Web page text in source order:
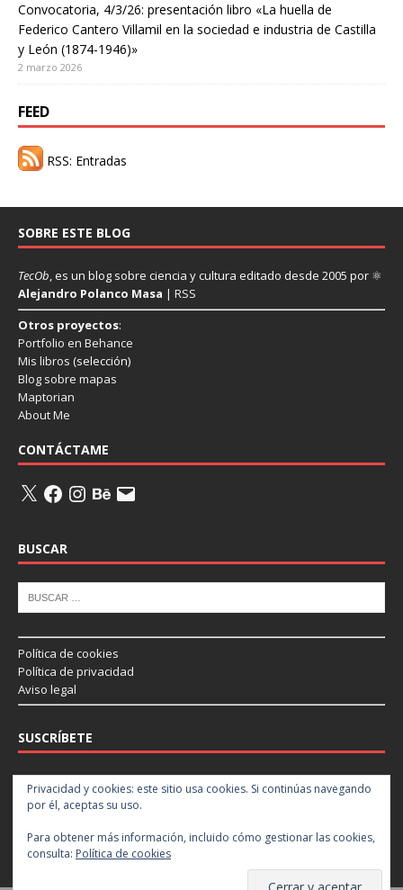
Convocatoria, 4/3/26: presentación libro «La huella de
Federico Cantero Villamil en la sociedad e industria de Castilla
y León (1874-1946)»
2 marzo 2026
FEED
RSS: Entradas
SOBRE ESTE BLOG
TecOb, es un blog sobre ciencia y cultura editado desde 2005 por ⚛
Alejandro Polanco Masa | RSS
Otros proyectos:
Portfolio en Behance
Mis libros (selección)
Blog sobre mapas
Maptorian
About Me
CONTÁCTAME
BUSCAR
Política de cookies
Política de privacidad
Aviso legal
SUSCRÍBETE
Introduce tu correo electrónico para suscribirte a este blog y recibir
notificaciones de nuevas entradas.
Suscribir
Privacidad y cookies: este sitio usa cookies. Si continúas navegando
por él, aceptas su uso.
Para obtener más información, incluido cómo gestionar las cookies,
consulta: Política de cookies